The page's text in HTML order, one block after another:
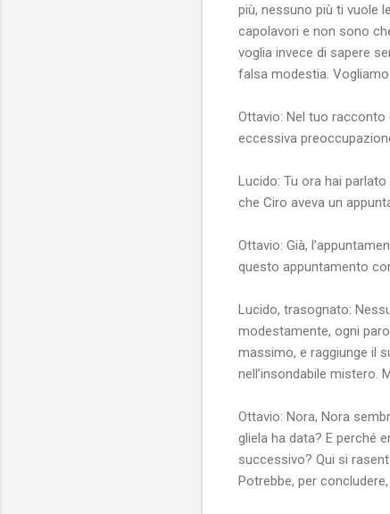
più, nessuno più ti vuole
capolavori e non sono
voglia invece di sapere
falsa modestia.
Ottavio: Nel tuo
eccessiva
Lucido: Tu ora hai
che Ciro aveva un
Ottavio: Già,
questo appuntamento
Lucido, trasognato:
modestamente, ogni
massimo, e raggiunge il
nell’insondabile mistero.
Ottavio: Nora, Nora
gliela ha data? E perché
successivo? Qui si
Potrebbe, per